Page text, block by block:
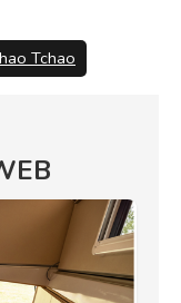
Tchao